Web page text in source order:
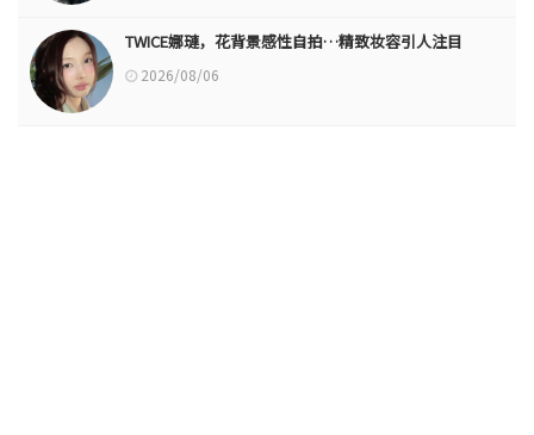
TWICE娜璉，花背景感性自拍…精致妆容引人注目
2026/08/06